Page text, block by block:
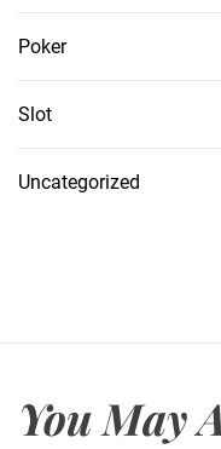
Poker
Slot
Uncategorized
You May